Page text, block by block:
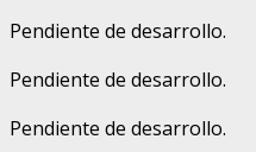
Pendiente de desarrollo.
Pendiente de desarrollo.
Pendiente de desarrollo.